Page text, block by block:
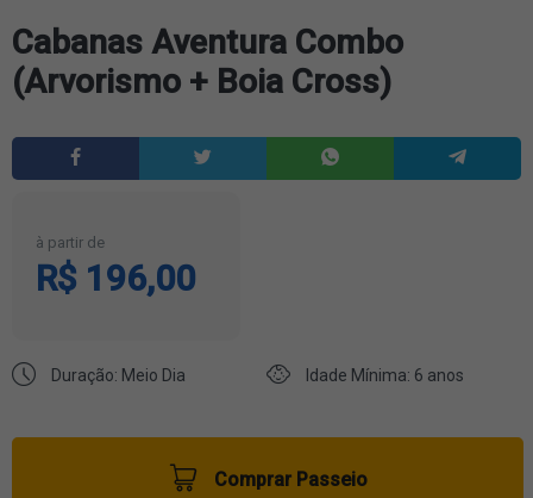
Cabanas Aventura Combo
(Arvorismo + Boia Cross)
à partir de
R$ 196,00
Duração: Meio Dia Idade Mínima: 6 anos
Comprar Passeio